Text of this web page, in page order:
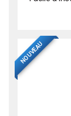
NOUVEAU